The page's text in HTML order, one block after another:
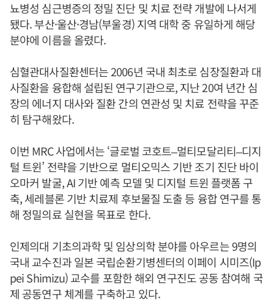
뇨병성 심근병증의 정밀 진단 및 치료 전략 개발에 나서게
됐다. 부산·울산·경남(부울경) 지역 대학 중 유일하게 해당
분야에 이름을 올렸다.
심혈관대사질환센터는 2006년 국내 최초로 심장질환과 대
사질환을 융합해 설립된 연구기관으로, 지난 20여 년간 심
장의 에너지 대사와 질환 간의 연관성 및 치료 전략을 꾸준
히 탐구해왔다.
이번 MRC 사업에서는 ‘글로벌 코호트–멀티모달리티–디지
털 트윈’ 전략을 기반으로 멀티오믹스 기반 조기 진단 바이
오마커 발굴, AI 기반 예측 모델 및 디지털 트윈 플랫폼 구
축, 세레블론 기반 치료제 후보물질 도출 등 융합 연구를 통
해 정밀의료 실현을 목표로 한다.
인제의대 기초의과학 및 임상의학 분야를 아우르는 9명의
국내 교수진과 일본 국립순환기병센터의 이페이 시미즈(Ip
pei Shimizu) 교수를 포함한 해외 연구진도 공동 참여해 국
제 공동연구 체계를 구축하고 있다.